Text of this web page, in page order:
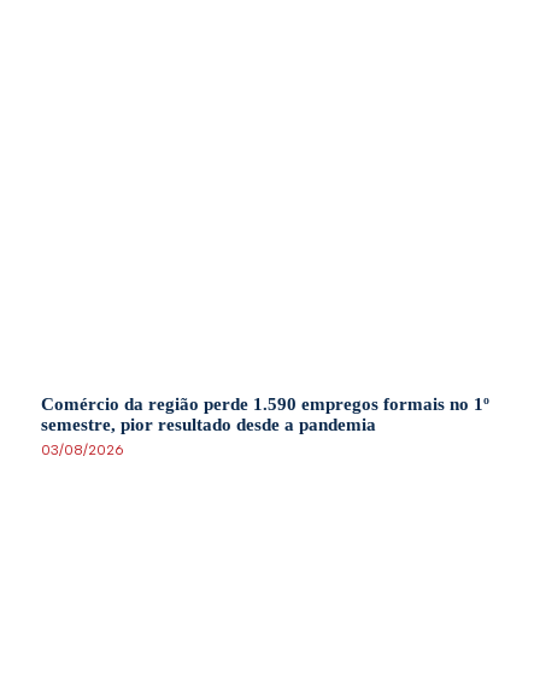
Comércio da região perde 1.590 empregos formais no 1º
semestre, pior resultado desde a pandemia
03/08/2026